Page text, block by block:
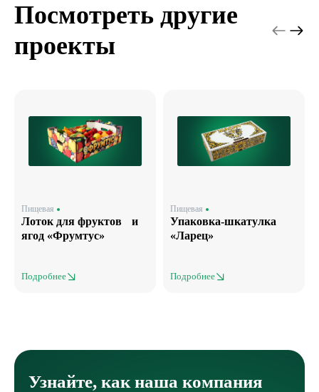
Посмотреть другие
проекты
Пищевая
Лоток для фруктов и
ягод «Фрумтус»
Подробнее
Пищевая
Упаковка-шкатулка
«Ларец»
Подробнее
Узнайте, как наша компания